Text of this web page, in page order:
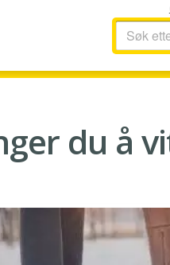
du å